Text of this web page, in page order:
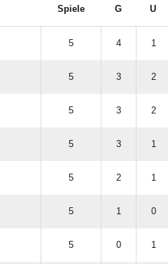
Spiele G U
5 4 1
5 3 2
5 3 2
5 3 1
5 2 1
5 1 0
5 0 1